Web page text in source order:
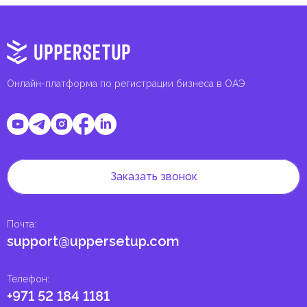
Онлайн-платформа по регистрации бизнеса в ОАЭ
Телефон:
+971 52 184 1181
Почта:
support@uppersetup.com
Заказать звонок